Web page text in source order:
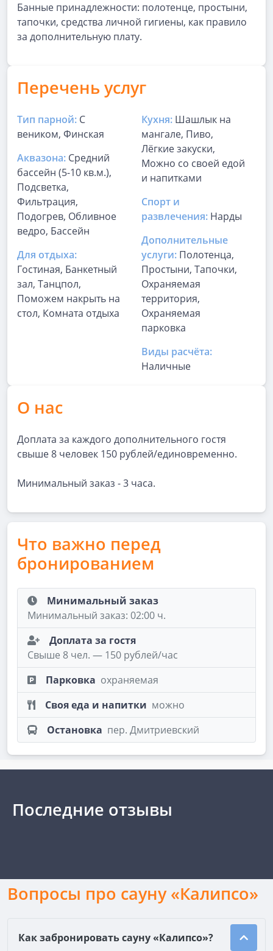
Банные принадлежности: полотенце, простыни,
тапочки, средства личной гигиены, как правило
за дополнительную плату.
Перечень услуг
Тип парной: С
веником, Финская
Аквазона: Средний
бассейн (5-10 кв.м.),
Подсветка,
Фильтрация,
Подогрев, Обливное
ведро, Бассейн
Для отдыха:
Гостиная, Банкетный
зал, Танцпол,
Поможем накрыть на
стол, Комната отдыха
Кухня: Шашлык на
мангале, Пиво,
Лёгкие закуски,
Можно со своей едой
и напитками
Спорт и
развлечения: Нарды
Дополнительные
услуги: Полотенца,
Простыни, Тапочки,
Охраняемая
территория,
Охраняемая
парковка
Виды расчёта:
Наличные
О нас
Доплата за каждого дополнительного гостя
свыше 8 человек 150 рублей/единовременно.
Минимальный заказ - 3 часа.
Что важно перед
бронированием
Минимальный заказ
Минимальный заказ: 02:00 ч.
Доплата за гостя
Свыше 8 чел. — 150 рублей/час
Парковка охраняемая
Своя еда и напитки можно
Остановка пер. Дмитриевский
Последние отзывы
Вопросы про сауну «Калипсо»
Как забронировать сауну «Калипсо»?